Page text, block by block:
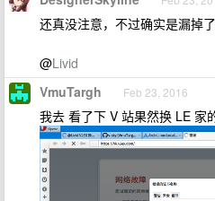
还真没注意，不过确实是漏掉了
@Livid
VmuTargh Feb 23, 2016
我去 看了下 V 站果然换 LE